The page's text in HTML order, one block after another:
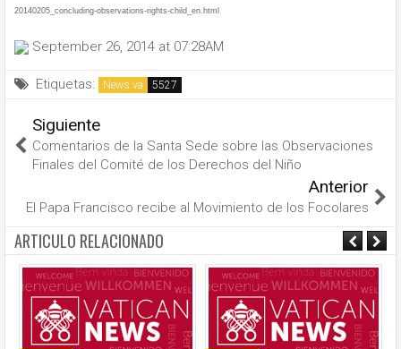
20140205_concluding-observations-rights-child_en.html
September 26, 2014 at 07:28AM
Etiquetas: News.va
Siguiente
Comentarios de la Santa Sede sobre las Observaciones
Finales del Comité de los Derechos del Niño
Anterior
El Papa Francisco recibe al Movimiento de los Focolares
ARTICULO RELACIONADO